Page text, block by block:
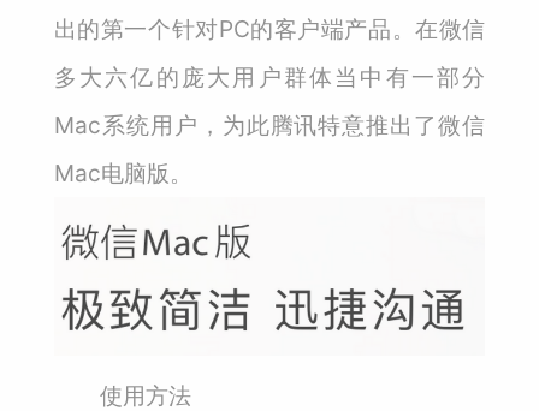
出的第一个针对PC的客户端产品。在微信
多大六亿的庞大用户群体当中有一部分
Mac系统用户，为此腾讯特意推出了微信
Mac电脑版。
使用方法